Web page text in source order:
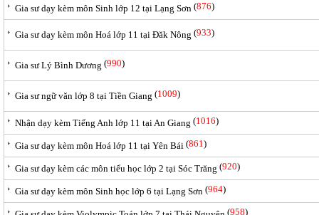
Gia sư dạy kèm môn Sinh lớp 12 tại Lạng Sơn (876)
Gia sư dạy kèm môn Hoá lớp 11 tại Đăk Nông (933)
Gia sư Lý Bình Dương (990)
Gia sư ngữ văn lớp 8 tại Tiền Giang (1009)
Nhận dạy kèm Tiếng Anh lớp 11 tại An Giang (1016)
Gia sư dạy kèm môn Hoá lớp 11 tại Yên Bái (861)
Gia sư dạy kèm các môn tiểu học lớp 2 tại Sóc Trăng (920)
Gia sư dạy kèm môn Sinh học lớp 6 tại Lạng Sơn (964)
(958)